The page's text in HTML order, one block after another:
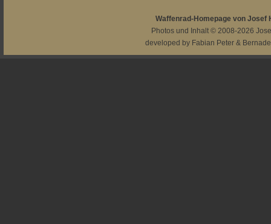
Waffenrad-Homepage von Josef
Photos und Inhalt © 2008-2026
developed by Fabian Peter &